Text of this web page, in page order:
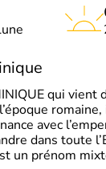
qui vient
avec
dans toute
un prénom